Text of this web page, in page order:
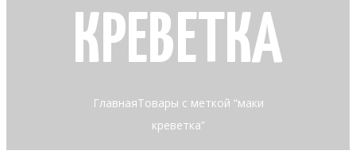
КРЕВЕТКА
ГлавнаяТовары с меткой “маки
креветка”